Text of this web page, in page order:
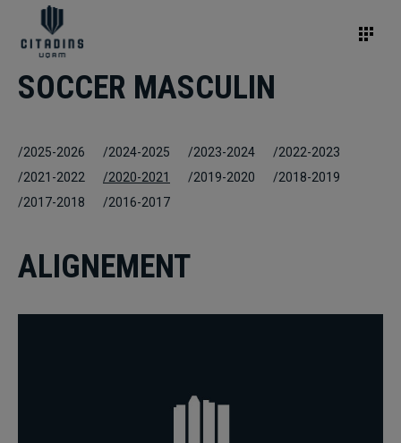
SOCCER MASCULIN
/2025-2026 /2024-2025 /2023-2024
/2022-2023
/2021-2022
/2020-2021 /2019-2020
/2018-2019
/2017-2018
/2016-2017
ALIGNEMENT